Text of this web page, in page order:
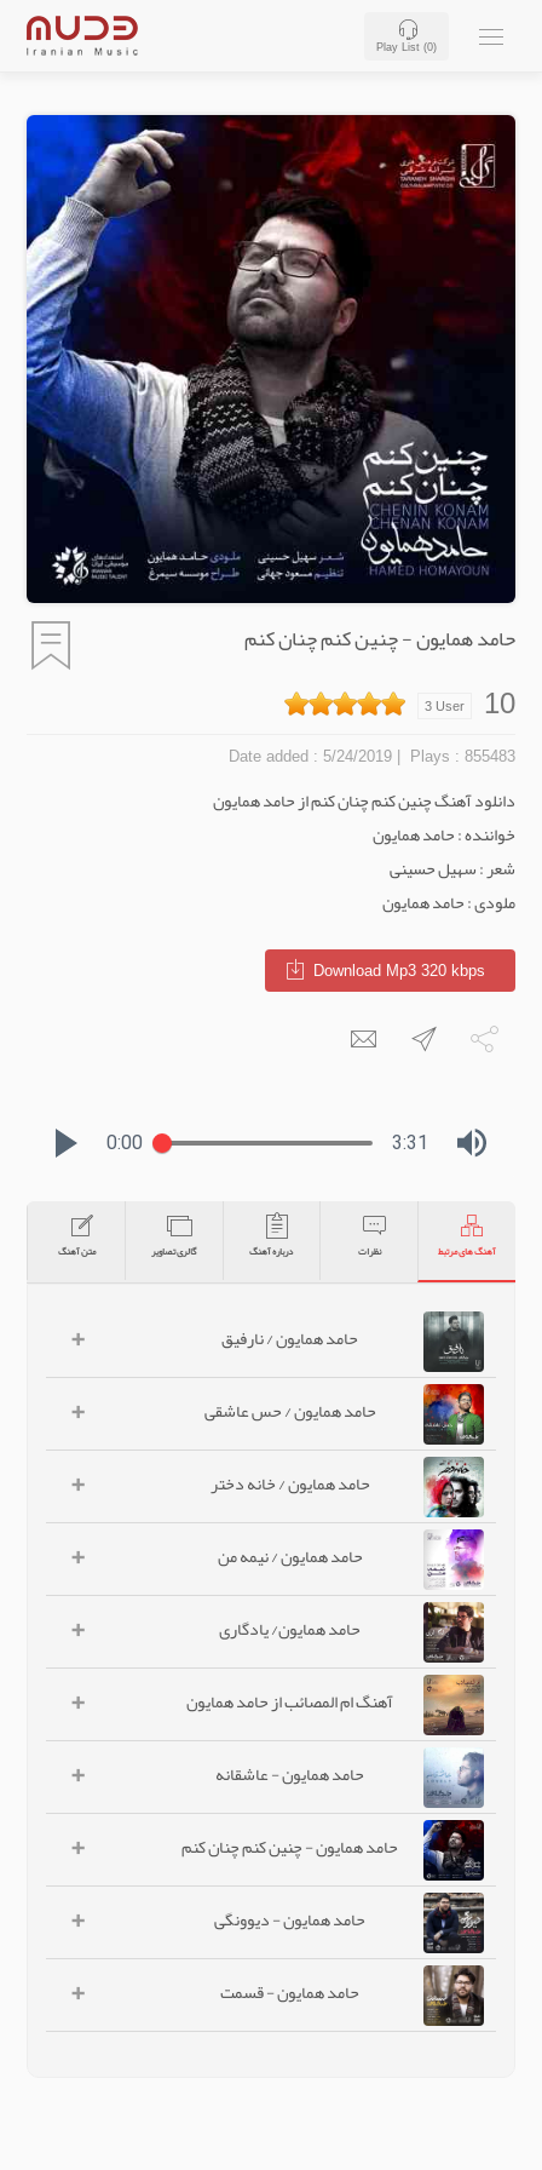
Play List (0)
حامد همایون - چنین کنم چنان کنم
10
3User
Plays : 855483
| Date added : 5/24/2019
دانلود آهنگ چنین کنم چنان کنم از حامد همایون
خواننده : حامد همایون
شعر : سهیل حسینی
ملودی : حامد همایون
Download Mp3 320 kbps
0:00 3:31
آهنگ های مرتبط نظرات درباره آهنگ گالری تصاویر متن آهنگ
حامد همایون / نارفیق +
حامد همایون / حس عاشقی +
حامد همایون / خانه دختر +
حامد همایون / نیمه من +
حامد همایون/ یادگاری +
آهنگ ام المصائب از حامد همایون +
حامد همایون - عاشقانه +
حامد همایون - چنین کنم چنان کنم +
حامد همایون - دیوونگی +
حامد همایون - قسمت +